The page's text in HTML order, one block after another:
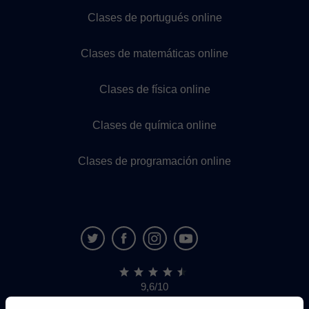
Clases de portugués online
Clases de matemáticas online
Clases de física online
Clases de química online
Clases de programación online
9,6/10
1.339.284